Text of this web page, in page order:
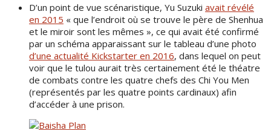
D’un point de vue scénaristique, Yu Suzuki avait révélé
en 2015 « que l’endroit où se trouve le père de Shenhua
et le miroir sont les mêmes », ce qui avait été confirmé
par un schéma apparaissant sur le tableau d’une photo
d’une actualité Kickstarter en 2016, dans lequel on peut
voir que le tulou aurait très certainement été le théatre
de combats contre les quatre chefs des Chi You Men
(représentés par les quatre points cardinaux) afin
d’accéder à une prison.